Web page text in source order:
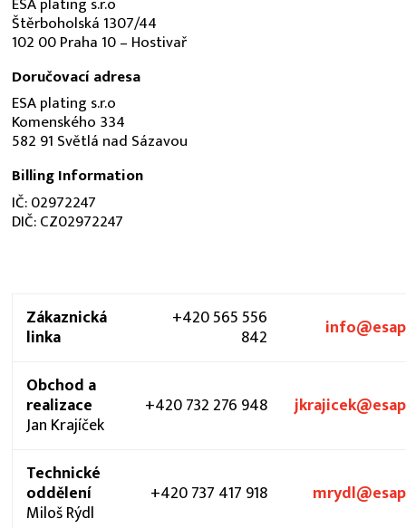
Štěrboholská 1307/44
102 00 Praha 10 – Hostivař
Doručovací adresa
ESA plating s.r.o
Komenského 334
582 91 Světlá nad Sázavou
Billing Information
IČ: 02972247
DIČ: CZ02972247
Zákaznická
linka
+420 565 556
842
Obchod a
realizace
Jan Krajíček
+420 732 276 948
Technické
oddělení
Miloš Rýdl
+420 737 417 918